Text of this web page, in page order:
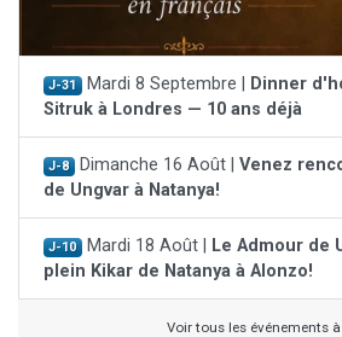
J-31 Mardi 8 Septembre |
Dinner
Sitruk à Londres — 10 ans déjà
J-8 Dimanche 16 Août | Venez
de Ungvar à Natanya!
J-10 Mardi 18 Août |
Le Admour de
plein Kikar de Natanya à Alonzo!
Voir tous les événements